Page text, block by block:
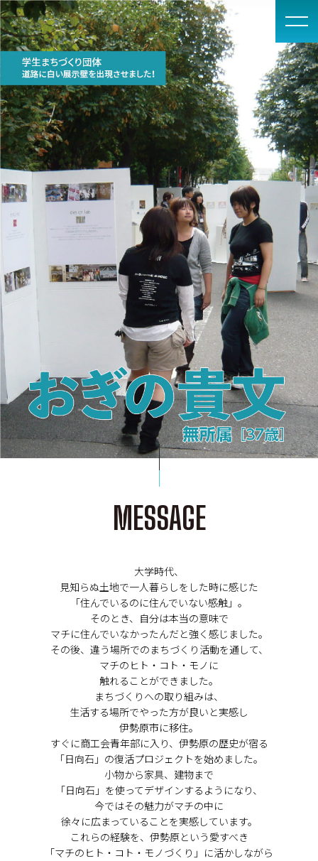
MESSAGE
大学時代、
見知らぬ土地で一人暮らしをした時に感じた
「住んでいるのに住んでいない感触」。
そのとき、自分は本当の意味で
マチに住んでいなかったんだと強く感じました。
その後、違う場所でのまちづくり活動を通して、
マチのヒト・コト・モノに
触れることができました。
まちづくりへの取り組みは、
生活する場所でやった方が良いと実感し
伊勢原市に移住。
すぐに商工会青年部に入り、伊勢原の歴史が宿る
「日向石」の復活プロジェクトを始めました。
小物から家具、建物まで
「日向石」を使ってデザインするようになり、
今ではその魅力がマチの中に
徐々に広まっていることを実感しています。
これらの経験を、伊勢原という愛すべき
「マチのヒト・コト・モノづくり」に活かしながら